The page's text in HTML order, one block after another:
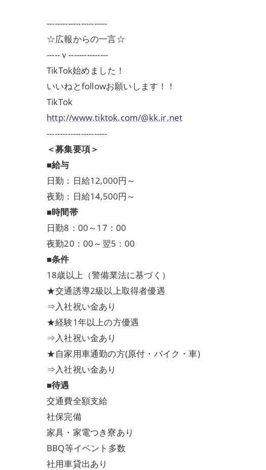
-----------------------
☆広報からの一言☆
-----ｖ---------------
TikTok始めました！
いいねとfollowお願いします！！
TikTok
http://www.tiktok.com/@kk.ir.net
-----------------------
＜募集要項＞
■給与
日勤：日給12,000円～
夜勤：日給14,500円～
■時間帯
日勤8：00～17：00
夜勤20：00～翌5：00
■条件
18歳以上（警備業法に基づく）
★交通誘導2級以上取得者優遇
⇒入社祝い金あり
★経験1年以上の方優遇
⇒入社祝い金あり
★自家用車通勤の方(原付・バイク・車)
⇒入社祝い金あり
■待遇
交通費全額支給
社保完備
家具・家電つき寮あり
BBQ等イベント多数
社用車貸出あり